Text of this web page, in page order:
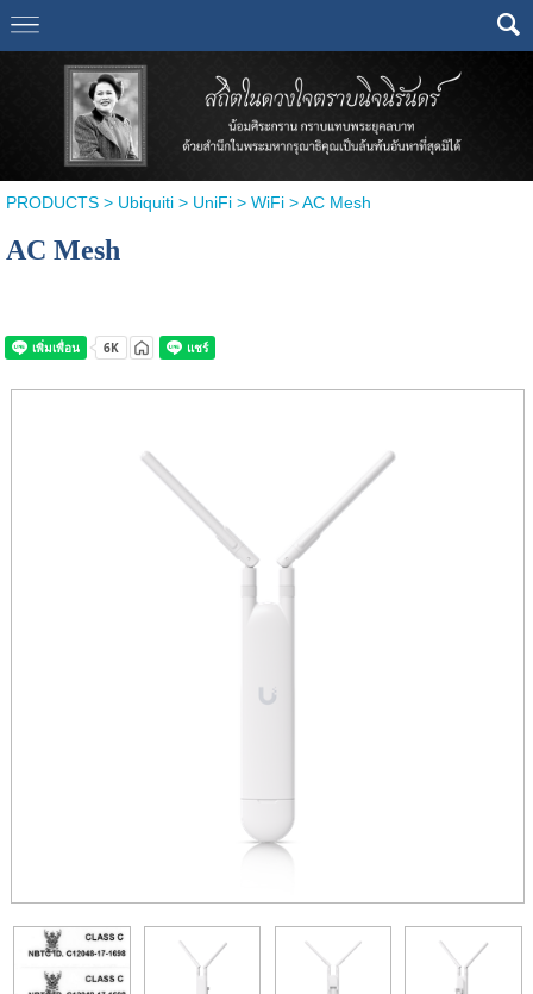
PRODUCTS> Ubiquiti> UniFi> WiFi> AC Mesh
AC Mesh